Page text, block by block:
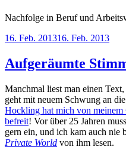
Nachfolge in Beruf und
Veröffentlicht
16. Feb. 201316. Feb. 2013
Aufgeräumte
Manchmal liest man einen
geht mit neuem Schwung an
Hockling hat mich von
befreit! Vor über 25 Jahren
gern ein, und ich kam auch nie
Private World von ihm lesen.